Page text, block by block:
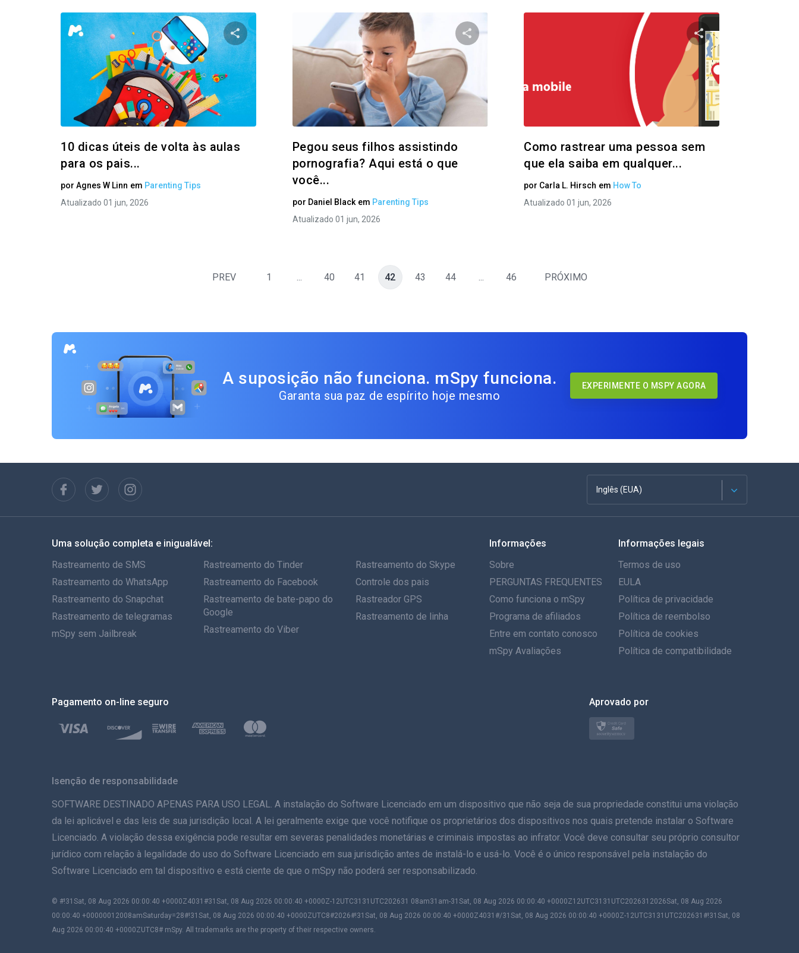
Compartilhe este artigo
Copiar link
10 dicas úteis de volta às aulas
para os pais...
porAgnes W Linn em Parenting Tips
Atualizado 01 jun, 2026
Compartilhe este artigo
Pegou seus filhos assistindo
pornografia? Aqui está o que
você...
por Daniel Black em Parenting Tips
Atualizado 01 jun, 2026
Compartilhe este
Twitter
Como rastrear uma pessoa sem
que ela saiba em qualquer...
por Carla L. Hirsch em How To
Atualizado 01 jun, 2026
PREV 1 ... 40 41 42 43 44 ... 46 PRÓXIMO
A suposição não funciona. mSpy funciona.
Garanta sua paz de espírito hoje mesmo
EXPERIMENTE O MSPY AGORA
Inglês (EUA)
Francês
Espanhol
Português
Italiano
Türkçe
Nórdico
Dansk
Uma solução completa e inigualável:
Rastreamento de SMS
Rastreamento do WhatsApp
Rastreamento do Snapchat
Rastreamento de telegramas
mSpy sem Jailbreak
Rastreamento do Tinder
Rastreamento do Facebook
Rastreamento de bate-papo do
Google
Rastreamento do Viber
Rastreamento do Skype
Controle dos pais
Rastreador GPS
Rastreamento de linha
Informações
Sobre
PERGUNTAS FREQUENTES
Como funciona o mSpy
Programa de afiliados
Entre em contato conosco
mSpy Avaliações
Informações legais
Termos de uso
EULA
Política de privacidade
Política de reembolso
Política de cookies
Política de compatibilidade
Pagamento on-line seguro Aprovado por
Isenção de responsabilidade
SOFTWARE DESTINADO APENAS PARA USO LEGAL. A instalação do Software Licenciado em um dispositivo que não seja de sua propriedade constitui uma violação
da lei aplicável e das leis de sua jurisdição local. A lei geralmente exige que você notifique os proprietários dos dispositivos nos quais pretende instalar o Software
Licenciado. A violação dessa exigência pode resultar em severas penalidades monetárias e criminais impostas ao infrator. Você deve consultar seu próprio consultor
jurídico com relação à legalidade do uso do Software Licenciado em sua jurisdição antes de instalá-lo e usá-lo. Você é o único responsável pela instalação do
Software Licenciado em tal dispositivo e está ciente de que o mSpy não poderá ser responsabilizado.
© #!31Sat, 08 Aug 2026 00:00:40 +0000Z4031#31Sat, 08 Aug 2026 00:00:40 +0000Z-12UTC3131UTC202631 08am31am-31Sat, 08 Aug 2026 00:00:40 +0000Z12UTC3131UTC2026312026Sat, 08 Aug 2026
00:00:40 +00000012008amSaturday=28#!31Sat, 08 Aug 2026 00:00:40 +0000ZUTC8#2026#!31Sat, 08 Aug 2026 00:00:40 +0000Z4031#/31Sat, 08 Aug 2026 00:00:40 +0000Z-12UTC3131UTC202631#!31Sat, 08
Aug 2026 00:00:40 +0000ZUTC8# mSpy. All trademarks are the property of their respective owners.